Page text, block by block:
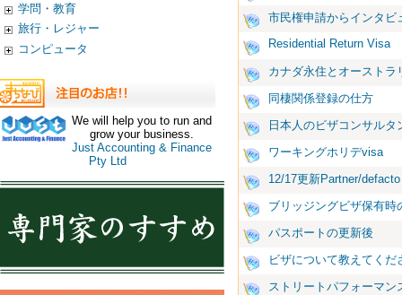
学問・教育
旅行・レジャー
コンピュータ
We will help you to run and
grow your business.
Just Accounting & Finance
Pty Ltd
市民権申請からインタビ
Residential Return Visa
カナダ永住とオーストラ
同棲関係登録の仕方
日本人のビザコンサル
ワーキングホリデvisa
12/17更新Partner/
ブリッジングビザ保有時
パスポートの更新後
ビザについて教えてくだ
ストリートパフォーマン